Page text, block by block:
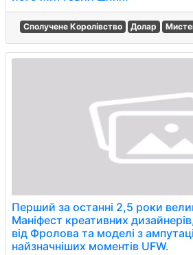
Сполучене Королівство Долар
Перший за останні 2,5 роки
Маніфест креативних
від Фролова та моделі з
найзначніших моментів UFW.